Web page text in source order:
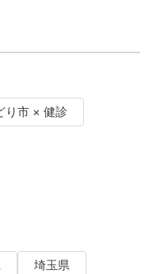
り市 × 健診
埼玉県